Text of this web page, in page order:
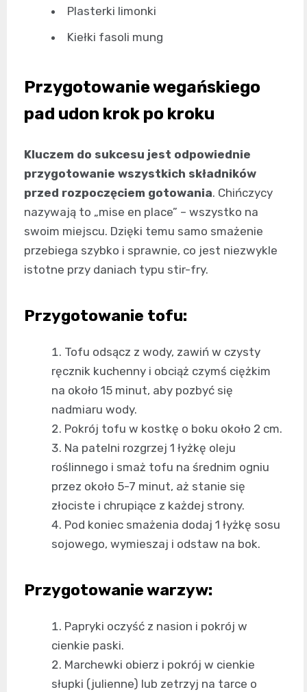
Plasterki limonki
Kiełki fasoli mung
Przygotowanie wegańskiego
pad udon krok po kroku
Kluczem do sukcesu jest odpowiednie
przygotowanie wszystkich składników
przed rozpoczęciem gotowania. Chińczycy
nazywają to „mise en place” – wszystko na
swoim miejscu. Dzięki temu samo smażenie
przebiega szybko i sprawnie, co jest niezwykle
istotne przy daniach typu stir-fry.
Przygotowanie tofu:
Tofu odsącz z wody, zawiń w czysty
ręcznik kuchenny i obciąż czymś ciężkim
na około 15 minut, aby pozbyć się
nadmiaru wody.
Pokrój tofu w kostkę o boku około 2 cm.
Na patelni rozgrzej 1 łyżkę oleju
roślinnego i smaż tofu na średnim ogniu
przez około 5-7 minut, aż stanie się
złociste i chrupiące z każdej strony.
Pod koniec smażenia dodaj 1 łyżkę sosu
sojowego, wymieszaj i odstaw na bok.
Przygotowanie warzyw:
Papryki oczyść z nasion i pokrój w
cienkie paski.
Marchewki obierz i pokrój w cienkie
słupki (julienne) lub zetrzyj na tarce o